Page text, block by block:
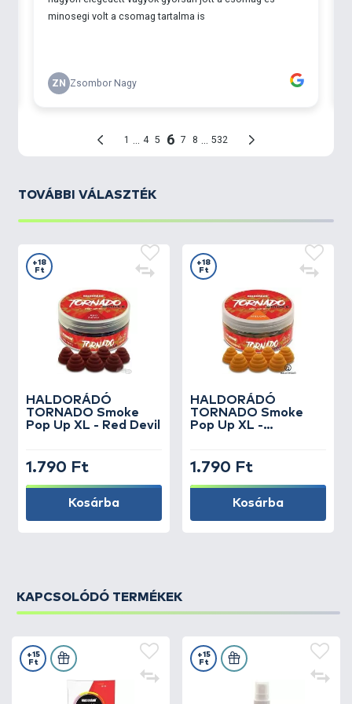
TOVÁBBI VÁLASZTÉK
HALDORÁDÓ
TORNADO Smoke
Pop Up XL - Red Devil
+18
Ft
1.790 Ft
Kosárba
HALDORÁDÓ
TORNADO Smoke
Pop Up XL -
+18
Ft
1.790 Ft
Kosárba
KAPCSOLÓDÓ TERMÉKEK
+15
Ft
+15
Ft